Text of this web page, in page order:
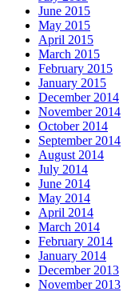
June 2015
May 2015
April 2015
March 2015
February 2015
January 2015
December 2014
November 2014
October 2014
September 2014
August 2014
July 2014
June 2014
May 2014
April 2014
March 2014
February 2014
January 2014
December 2013
November 2013